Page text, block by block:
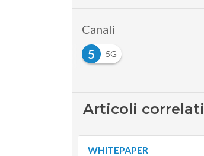
Canali
5
5G
Articoli correlati
WHITEPAPER